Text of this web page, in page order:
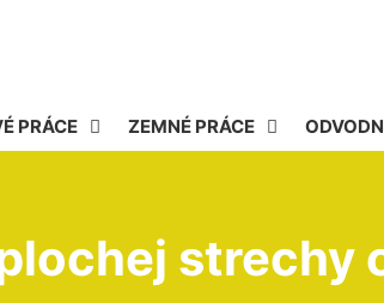
PRÁCE ZEMNÉ PRÁCE
strechy